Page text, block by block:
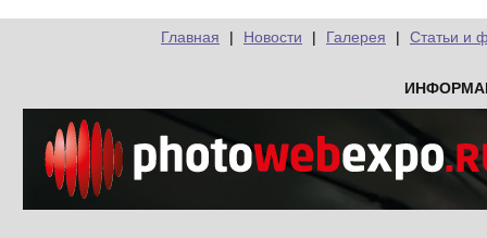
Главная | Новости | Галерея | Статьи и